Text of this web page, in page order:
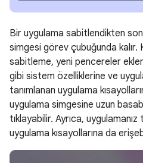
Bir uygulama sabitlendikten
simgesi görev çubuğunda kalır.
sabitleme, yeni pencereler
gibi sistem özelliklerine ve
tanımlanan uygulama
uygulama simgesine uzun
tıklayabilir. Ayrıca,
uygulama kısayollarına da